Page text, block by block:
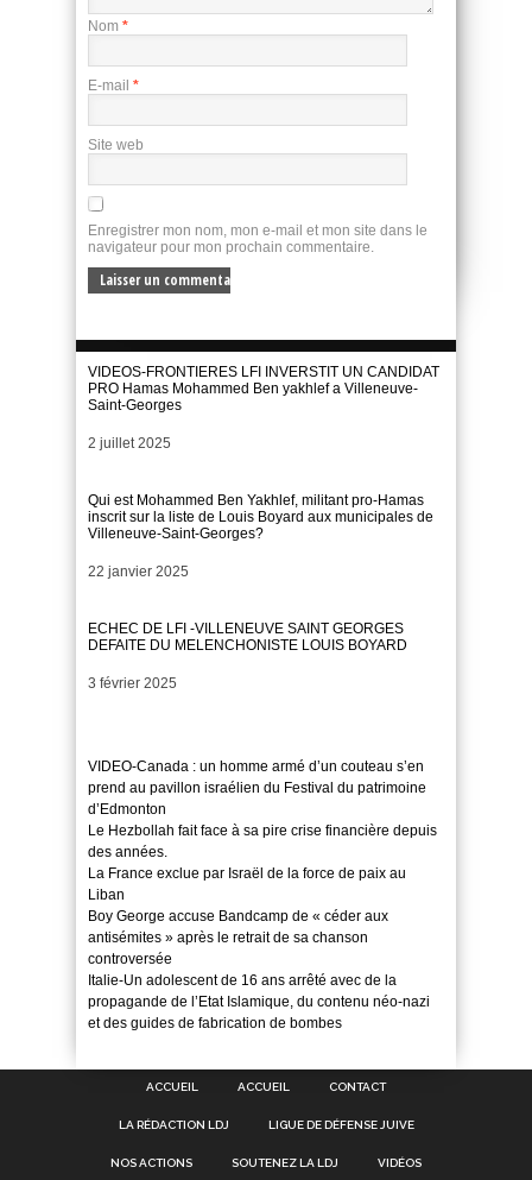
Nom *
E-mail *
Site web
Enregistrer mon nom, mon e-mail et mon site dans le
navigateur pour mon prochain commentaire.
VIDEOS-FRONTIERES LFI INVERSTIT UN CANDIDAT
PRO Hamas Mohammed Ben yakhlef a Villeneuve-
Saint-Georges
Date
2 juillet 2025
Qui est Mohammed Ben Yakhlef, militant pro-Hamas
inscrit sur la liste de Louis Boyard aux municipales de
Villeneuve-Saint-Georges?
Date
22 janvier 2025
ECHEC DE LFI -VILLENEUVE SAINT GEORGES
DEFAITE DU MELENCHONISTE LOUIS BOYARD
Date
3 février 2025
VIDEO-Canada : un homme armé d’un couteau s’en
prend au pavillon israélien du Festival du patrimoine
d’Edmonton
Le Hezbollah fait face à sa pire crise financière depuis
des années.
La France exclue par Israël de la force de paix au
Liban
Boy George accuse Bandcamp de « céder aux
antisémites » après le retrait de sa chanson
controversée
Italie-Un adolescent de 16 ans arrêté avec de la
propagande de l’Etat Islamique, du contenu néo-nazi
et des guides de fabrication de bombes
ACCUEIL ACCUEIL CONTACT
LA RÉDACTION LDJ LIGUE DE DÉFENSE JUIVE
NOS ACTIONS SOUTENEZ LA LDJ VIDÉOS